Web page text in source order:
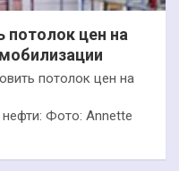
потолок цен на
потолок цен на
Фото: Annette